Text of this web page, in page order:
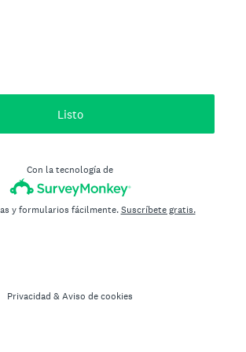
Listo
Con la tecnología de
y formularios fácilmente.Suscríbete gratis.
Privacidad &Aviso de cookies